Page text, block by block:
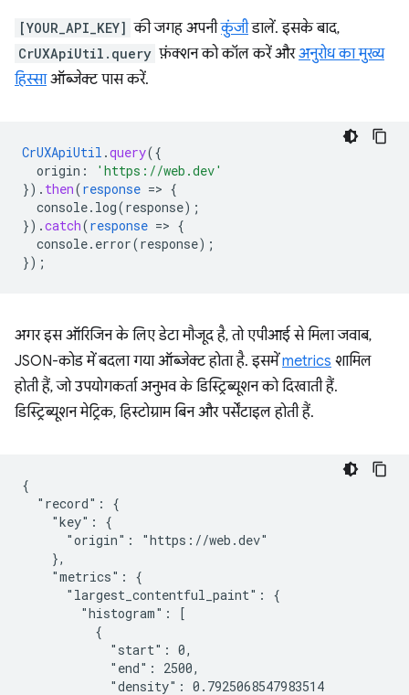
[YOUR_API_KEY] की जगह अपनीकुंजीडालें. इसके बाद,
CrUXApiUtil.query फ़ंक्शन को कॉल करें औरअनुरोध का मुख्य
हिस्साऑब्जेक्ट पास करें.
CrUXApiUtil .query({
origin :
'https://web.dev'
}) . then(response => {
console.log(response) ;
}) .catch(response => {
console.error(response) ;
});
अगर इस ऑरिजिन के लिए डेटा मौजूद है, तो एपीआई से मिला जवाब,
JSON-कोड में बदला गया ऑब्जेक्ट होता है. इसमेंmetrics शामिल
होती हैं, जो उपयोगकर्ता अनुभव के डिस्ट्रिब्यूशन को दिखाती हैं.
डिस्ट्रिब्यूशन मेट्रिक, हिस्टोग्राम बिन और पर्सेंटाइल होती हैं.
{
  "record": {
    "key": {
      "origin": "https://web.dev"
    },
    "metrics": {
      "largest_contentful_paint": {
        "histogram": [
          {
            "start": 0,
            "end": 2500,
            "density": 0.7925068547983514